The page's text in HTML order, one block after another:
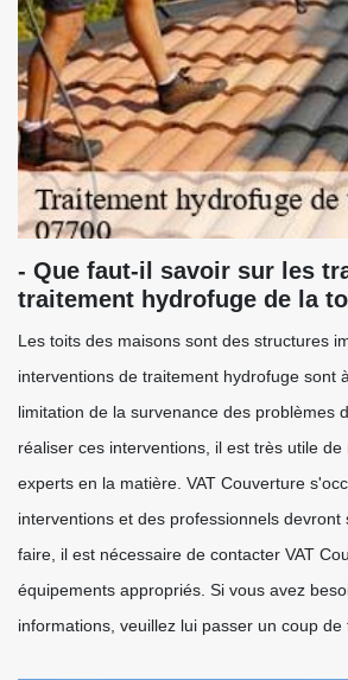
- Que faut-il savoir sur les
traitement hydrofuge de la
Les toits des maisons sont des structures
interventions de traitement hydrofuge sont
limitation de la survenance des problèmes
réaliser ces interventions, il est très utile
experts en la matière. VAT Couverture
interventions et des professionnels devront
faire, il est nécessaire de contacter VAT
équipements appropriés. Si vous avez
informations, veuillez lui passer un coup de